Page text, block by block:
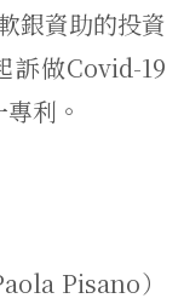
銀資助的投資
訴做Covid-19
利。
Pisano）